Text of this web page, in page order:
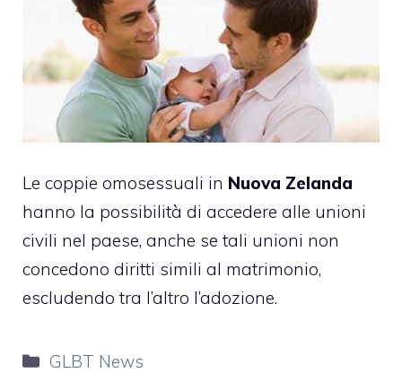
Le coppie omosessuali in Nuova Zelanda
hanno la possibilità di accedere alle unioni
civili nel paese, anche se tali unioni non
concedono diritti simili al matrimonio,
escludendo tra l’altro l’adozione.
Categorie
GLBT News